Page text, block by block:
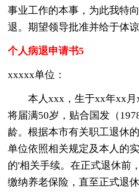
事业工作的本事，为此我特
退。期望领导批准并给于体谅
个人病退申请书5
xxxxx单位：
本人xxx，生于xx年xx月
将届满50岁，贴合国发（
龄。根据本市有关职工退休
单位依照相关规定及本人的
的'相关手续。在正式退休前
缴纳养老保险，直至正式退休